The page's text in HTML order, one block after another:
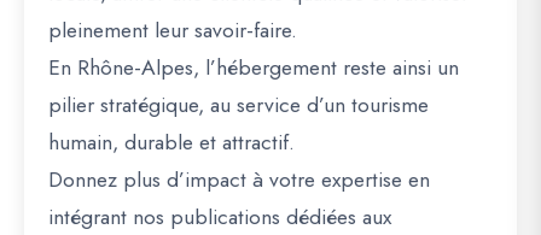
pleinement leur savoir-faire.
En Rhône-Alpes, l’hébergement reste ainsi un
pilier stratégique, au service d’un tourisme
humain, durable et attractif.
Donnez plus d’impact à votre expertise en
intégrant nos publications dédiées aux